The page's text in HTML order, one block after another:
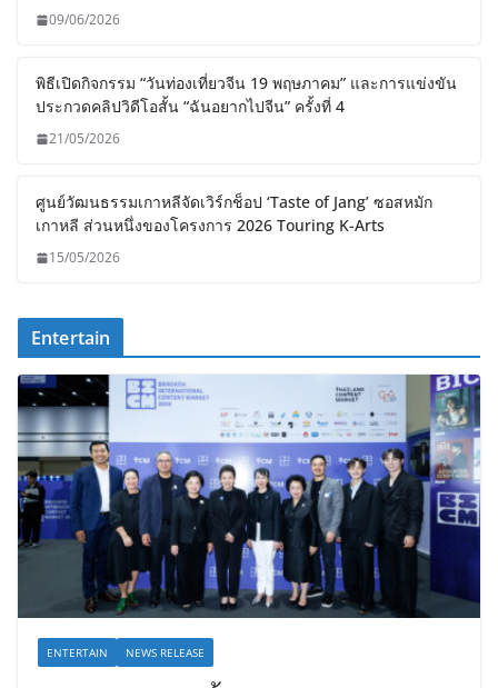
09/06/2026
พิธีเปิดกิจกรรม “วันท่องเที่ยวจีน 19 พฤษภาคม” และการแข่งขัน
ประกวดคลิปวิดีโอสั้น “ฉันอยากไปจีน” ครั้งที่ 4
21/05/2026
ศูนย์วัฒนธรรมเกาหลีจัดเวิร์กช็อป ‘Taste of Jang’ ซอสหมัก
เกาหลี ส่วนหนึ่งของโครงการ 2026 Touring K-Arts
15/05/2026
Entertain
ENTERTAIN NEWS RELEASE